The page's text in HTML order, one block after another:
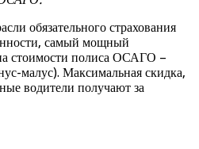
обязательного страхования
самый мощный
стоимости полиса ОСАГО –
малус). Максимальная скидка,
водители получают за